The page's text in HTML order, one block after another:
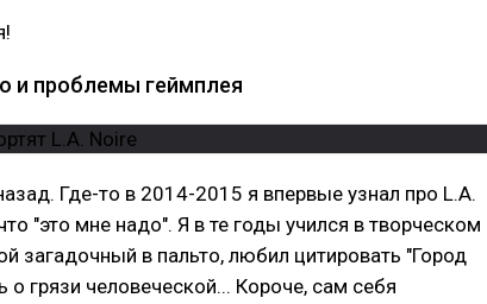
и проблемы геймплея
Где-то в 2014-2015 я впервые узнал про L.A.
"это мне надо". Я в те годы учился в творческом
загадочный в пальто, любил цитировать "Город
о грязи человеческой... Короче, сам себя